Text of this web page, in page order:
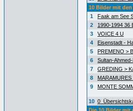
10 Bilder mit
1
Faak am See
2
1990-1994 36
3
VOICE 4 U
4
Eisenstadt -
5
PREMENO >
6
Sultan-
7
GREDING >
8
9
MONTE
10